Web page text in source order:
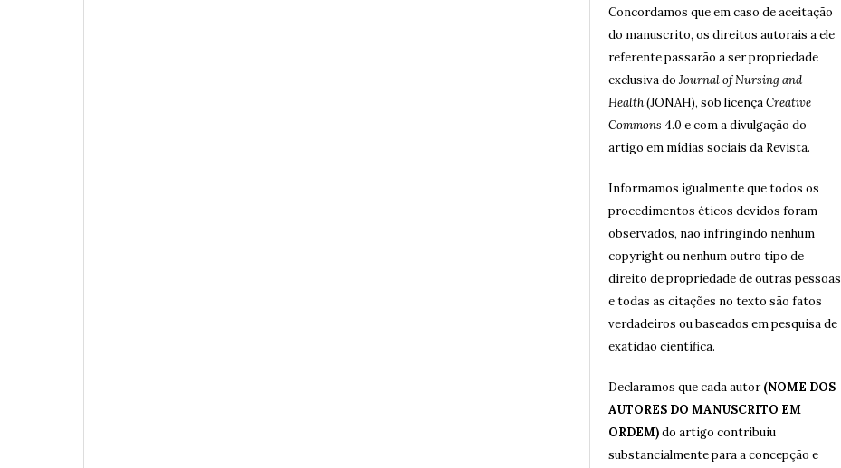
Concordamos que em caso de aceitação
do manuscrito, os direitos autorais a ele
referente passarão a ser propriedade
exclusiva do Journal of Nursing and
Health(JONAH), sob licençaCreative
Commons 4.0 e com a divulgação do
artigo em mídias sociais da Revista.
Informamos igualmente que todos os
procedimentos éticos devidos foram
observados, não infringindo nenhum
copyright ou nenhum outro tipo de
direito de propriedade de outras pessoas
e todas as citações no texto são fatos
verdadeiros ou baseados em pesquisa de
exatidão científica.
Declaramos que cada autor(NOME DOS
AUTORES DO MANUSCRITO EM
ORDEM)do artigo contribuiu
substancialmente para a concepção e